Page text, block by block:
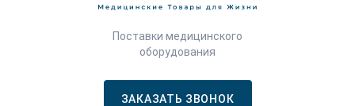
Поставки медицинского
оборудования
ЗАКАЗАТЬ ЗВОНОК